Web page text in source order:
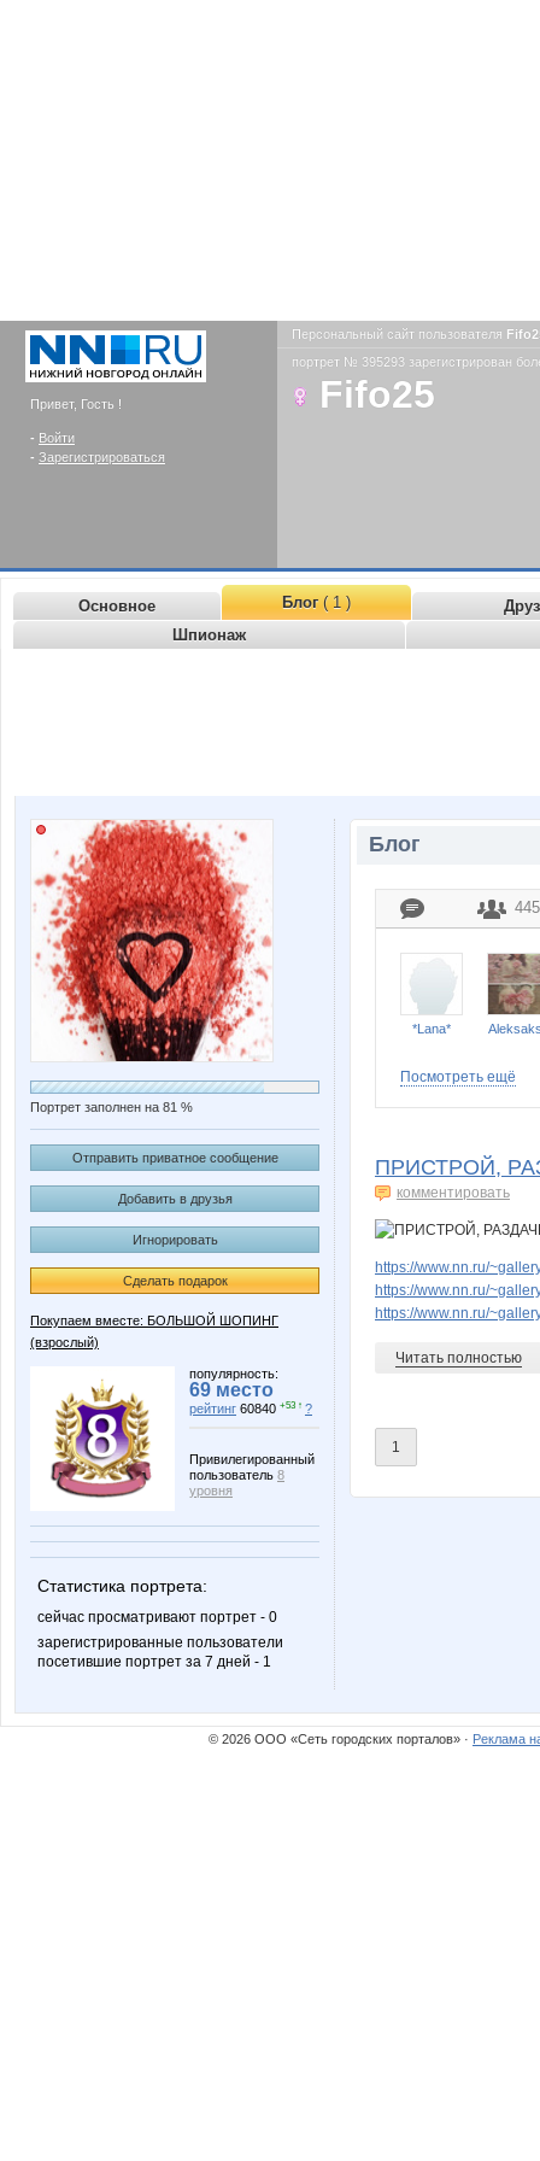
Привет, Гость !
- Войти
- Зарегистрироваться
Персональный сайт пользователя
портрет № 395293 зарегистрирован
Fifo25
Основное Блог( 1 )
Шпионаж
Портрет заполнен на 81 %
Отправить приватное сообщение
Добавить в друзья
Игнорировать
Сделать подарок
Покупаем вместе: БОЛЬШОЙ ШОПИНГ
(взрослый)
популярность:
69 место
рейтинг 60840 +53 ↑ ?
Привилегированный
пользователь 8
уровня
Статистика портрета:
сейчас просматривают портрет - 0
зарегистрированные пользователи
посетившие портрет за 7 дней - 1
Блог
*Lana*
MNG3373
Посмотреть ещё
ПРИСТРОЙ,
комментировать
https://www.nn.ru/
https://www.nn.ru/
https://www.nn.ru/
Читать полностью
1
© 2026 ООО «Сеть городских порталов» · Реклама